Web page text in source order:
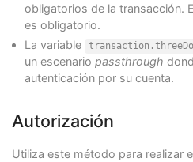
obligatorios de la transacción.
es obligatorio.
La variable
un escenario passthrough
autenticación por su cuenta.
Autorización
Utiliza este método para realizar